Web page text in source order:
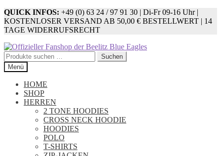
QUICK INFOS: +49 (0) 63 24 / 97 91 30 | Di-Fr 09-16 Uhr |
KOSTENLOSER VERSAND AB 50,00 € BESTELLWERT | 14
TAGE WIDERRUFSRECHT
Zur
Navigation
springen
Zum
Inhalt
springen
Suchen
nach:
Suchen
Menü
HOME
SHOP
HERREN
2 TONE HOODIES
CROSS NECK HOODIE
HOODIES
POLO
T-SHIRTS